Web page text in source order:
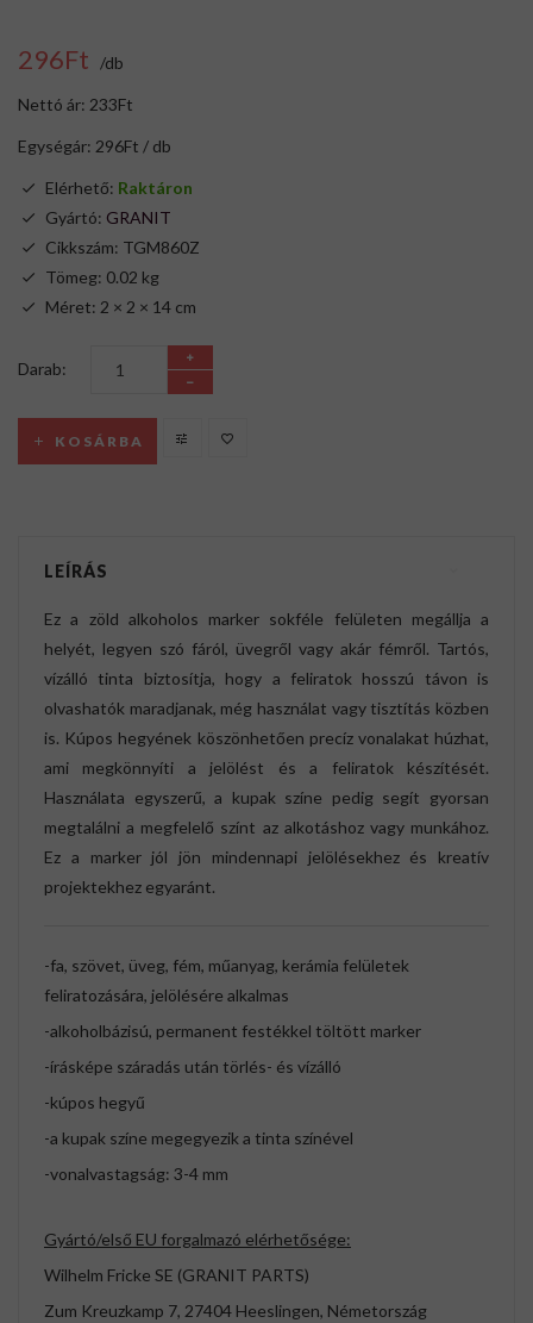
296Ft /db
Nettó ár: 233Ft
Egységár: 296Ft / db
Elérhető: Raktáron
Gyártó: GRANIT
Cikkszám: TGM860Z
Tömeg: 0.02 kg
Méret: 2 × 2 × 14 cm
Darab:
KOSÁRBA
LEÍRÁS
Ez a zöld alkoholos marker sokféle felületen megállja a
helyét, legyen szó fáról, üvegről vagy akár fémről. Tartós,
vízálló tinta biztosítja, hogy a feliratok hosszú távon is
olvashatók maradjanak, még használat vagy tisztítás közben
is. Kúpos hegyének köszönhetően precíz vonalakat húzhat,
ami megkönnyíti a jelölést és a feliratok készítését.
Használata egyszerű, a kupak színe pedig segít gyorsan
megtalálni a megfelelő színt az alkotáshoz vagy munkához.
Ez a marker jól jön mindennapi jelölésekhez és kreatív
projektekhez egyaránt.
-fa, szövet, üveg, fém, műanyag, kerámia felületek
feliratozására, jelölésére alkalmas
-alkoholbázisú, permanent festékkel töltött marker
-írásképe száradás után törlés- és vízálló
-kúpos hegyű
-a kupak színe megegyezik a tinta színével
-vonalvastagság: 3-4 mm
Gyártó/első EU forgalmazó elérhetősége:
Wilhelm Fricke SE (GRANIT PARTS)
Zum Kreuzkamp 7, 27404 Heeslingen, Németország